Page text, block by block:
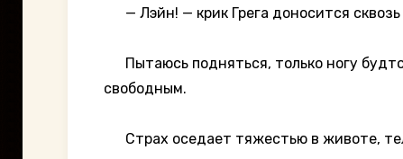
— Лэйн! — крик Грега доносится
Пытаюсь подняться, только ногу
свободным.
Страх оседает тяжестью в животе,